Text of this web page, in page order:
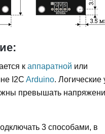
к аппаратной или
I2C Arduino. Логические
превышать
3 способами, в